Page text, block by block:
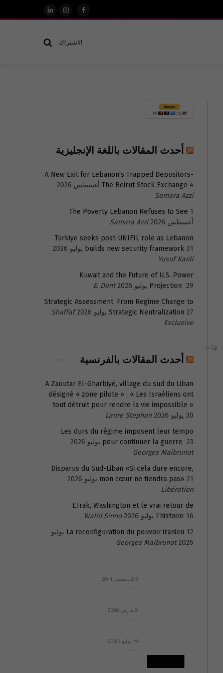
فيسبوكالانستغرام
لينكدإن
الاشتراك
أحدث المقالات باللغة الإنجليزية
A New Exit for Lebanon’s Trapped Depositors-
The Beirut Stock Exchange 4 أغسطس 2026
Samara Azzi
The Poverty Lebanon Refuses to See 1
أغسطس 2026
Samara Azzi
Türkiye seeks post-UNIFIL role as Lebanon
builds new security framework 31 يوليو 2026
Yusuf Kanli
Kuwait and the Future of U.S. Power
Projection 29 يوليو 2026
E. Dent
Strategic Assessment: From Regime Change to
Strategic Neutralization 27 يوليو 2026
Shaffaf
Exclusive
أحدث المقالات بالفرنسية
A Zaoutar El-Gharbiyé, village du sud du Liban
désigné « zone pilote » : « Les Israéliens ont
tout détruit pour rendre la vie impossible »
30 يوليو 2026
Laure Stephan
Les durs du régime imposent leur tempo
pour continuer la guerre 23 يوليو 2026
Georges Malbrunot
Disparus du Sud-Liban «Si cela dure encore,
mon cœur ne tiendra pas» 21 يوليو 2026
Libération
L’Irak, Washington et le vrai retour de
l’histoire 16 يوليو 2026
Walid Sinno
La reconfiguration du pouvoir iranien 12 يوليو
2026
Georges Malbrunot
23 ديسمبر 2011
8 مارس 2008
19 يوليو 2023